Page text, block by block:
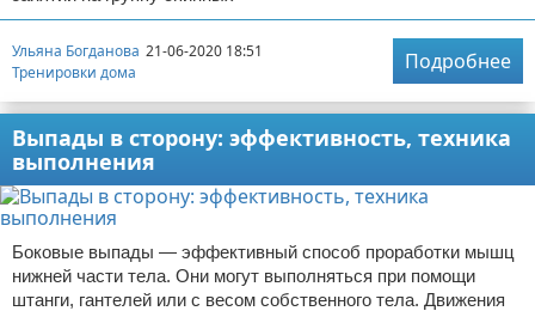
Ульяна Богданова 21-06-2020 18:51
Тренировки дома
Подробнее
Выпады в сторону: эффективность, техника
выполнения
Боковые выпады — эффективный способ проработки мышц
нижней части тела. Они могут выполняться при помощи
штанги, гантелей или с весом собственного тела. Движения